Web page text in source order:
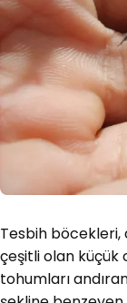
Tesbih böcekleri,
çeşitli olan küçük
tohumları